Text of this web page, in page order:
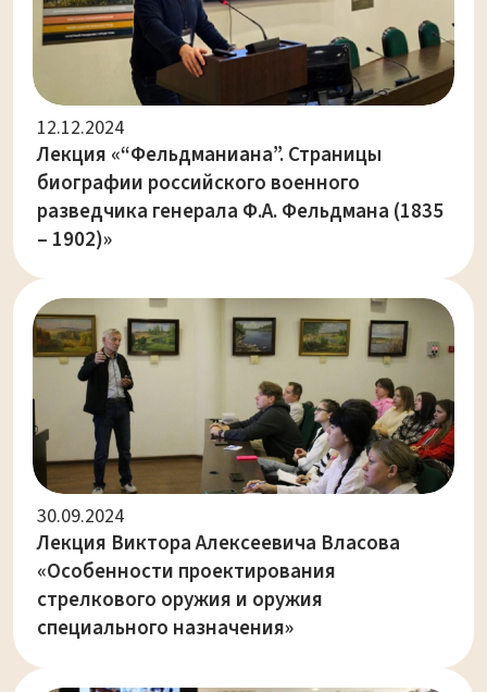
12.12.2024
Лекция «“Фельдманиана”. Страницы
биографии российского военного
разведчика генерала Ф.А. Фельдмана (1835
– 1902)»
30.09.2024
Лекция Виктора Алексеевича Власова
«Особенности проектирования
стрелкового оружия и оружия
специального назначения»